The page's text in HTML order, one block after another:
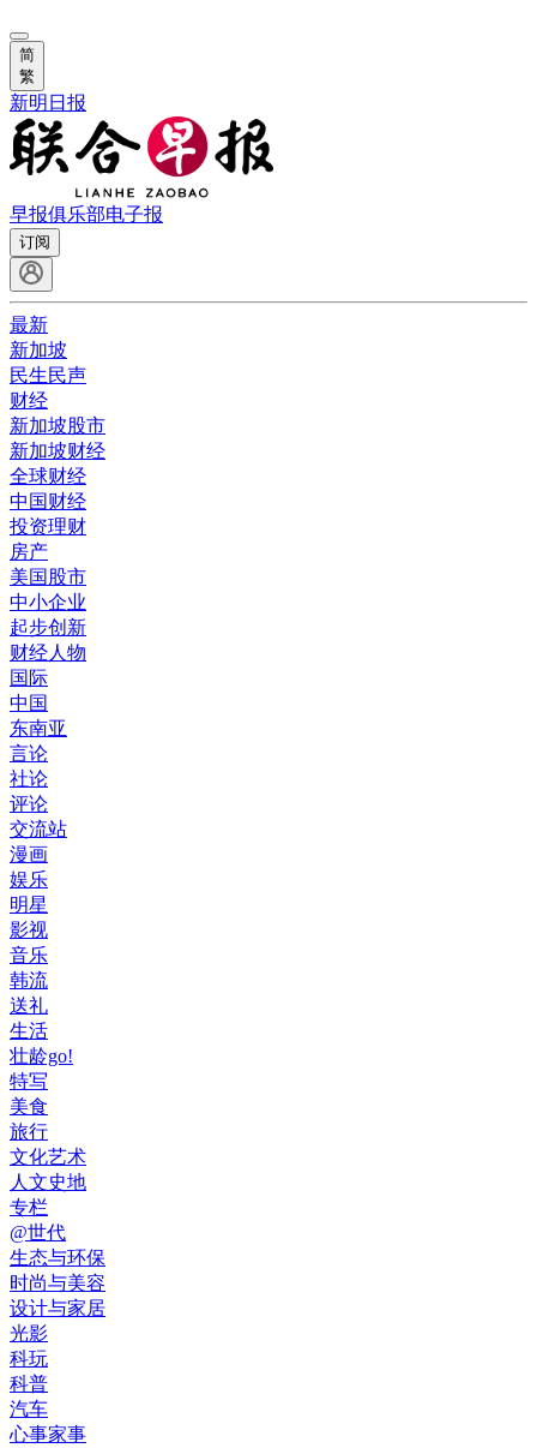
简
繁
新明日报
早报俱乐部电子报
订阅
最新
新加坡
民生民声
财经
新加坡股市
新加坡财经
全球财经
中国财经
投资理财
房产
美国股市
中小企业
起步创新
财经人物
国际
中国
东南亚
言论
社论
评论
交流站
漫画
娱乐
明星
影视
音乐
韩流
送礼
生活
壮龄go!
特写
美食
旅行
文化艺术
人文史地
专栏
@世代
生态与环保
时尚与美容
设计与家居
光影
科玩
科普
汽车
心事家事